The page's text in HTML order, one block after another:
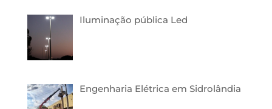
Iluminação pública Led
Engenharia Elétrica em Sidrolândia